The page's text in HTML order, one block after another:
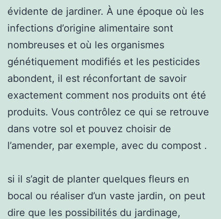
évidente de jardiner. À une époque où les
infections d’origine alimentaire sont
nombreuses et où les organismes
génétiquement modifiés et les pesticides
abondent, il est réconfortant de savoir
exactement comment nos produits ont été
produits. Vous contrôlez ce qui se retrouve
dans votre sol et pouvez choisir de
l’amender, par exemple, avec du compost .
si il s’agit de planter quelques fleurs en
bocal ou réaliser d’un vaste jardin, on peut
dire que les possibilités du jardinage,